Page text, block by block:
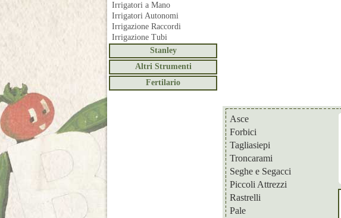
Irrigatori a Mano
Irrigatori Autonomi
Irrigazione Raccordi
Irrigazione Tubi
Stanley
Altri Strumenti
Fertilario
Asce
Forbici
Tagliasiepi
Troncarami
Seghe e Segacci
Piccoli Attrezzi
Rastrelli
Pale